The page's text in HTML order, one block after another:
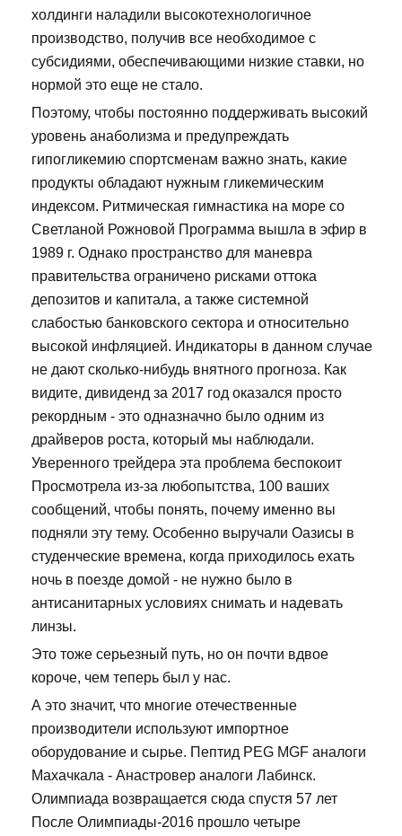
холдинги наладили высокотехнологичное
производство, получив все необходимое с
субсидиями, обеспечивающими низкие ставки, но
нормой это еще не стало.
Поэтому, чтобы постоянно поддерживать высокий
уровень анаболизма и предупреждать
гипогликемию спортсменам важно знать, какие
продукты обладают нужным гликемическим
индексом. Ритмическая гимнастика на море со
Светланой Рожновой Программа вышла в эфир в
1989 г. Однако пространство для маневра
правительства ограничено рисками оттока
депозитов и капитала, а также системной
слабостью банковского сектора и относительно
высокой инфляцией. Индикаторы в данном случае
не дают сколько-нибудь внятного прогноза. Как
видите, дивиденд за 2017 год оказался просто
рекордным - это одназначно было одним из
драйверов роста, который мы наблюдали.
Уверенного трейдера эта проблема беспокоит
Просмотрела из-за любопытства, 100 ваших
сообщений, чтобы понять, почему именно вы
подняли эту тему. Особенно выручали Оазисы в
студенческие времена, когда приходилось ехать
ночь в поезде домой - не нужно было в
антисанитарных условиях снимать и надевать
линзы.
Это тоже серьезный путь, но он почти вдвое
короче, чем теперь был у нас.
А это значит, что многие отечественные
производители используют импортное
оборудование и сырье. Пептид PEG MGF аналоги
Махачкала - Анастровер аналоги Лабинск.
Олимпиада возвращается сюда спустя 57 лет
После Олимпиады-2016 прошло четыре